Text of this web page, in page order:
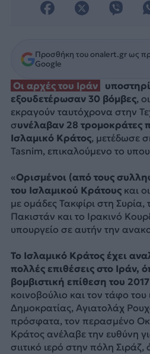
Προσθήκη του onalert.gr ως
Google
Οι αρχές του Ιράν
εξουδετέρωσαν 30 βόμβες,
εκραγούν ταυτόχρονα στην
συνέλαβαν 28 τρομοκράτες
Ισλαμικό Κράτος, μετέδωσε
Tasnim, επικαλούμενο το
«Ορισμένοι (από τους
του Ισλαμικού Κράτουςκαι
με ομάδες Τακφίρι στη Συρία,
Πακιστάν και το Ιρακινό
υπουργείο σε αυτήν την
Το Ισλαμικό Κράτος έχει
πολλές επιθέσεις στο Ιράν,
βομβιστική επίθεση του 2017
κοινοβούλιο και τον τάφο του
Δημοκρατίας, Αγιατολάχ
πρόσφατα, τον περασμένο
Κράτος ανέλαβε την ευθύνη
σιιτικό ιερό στην πόλη